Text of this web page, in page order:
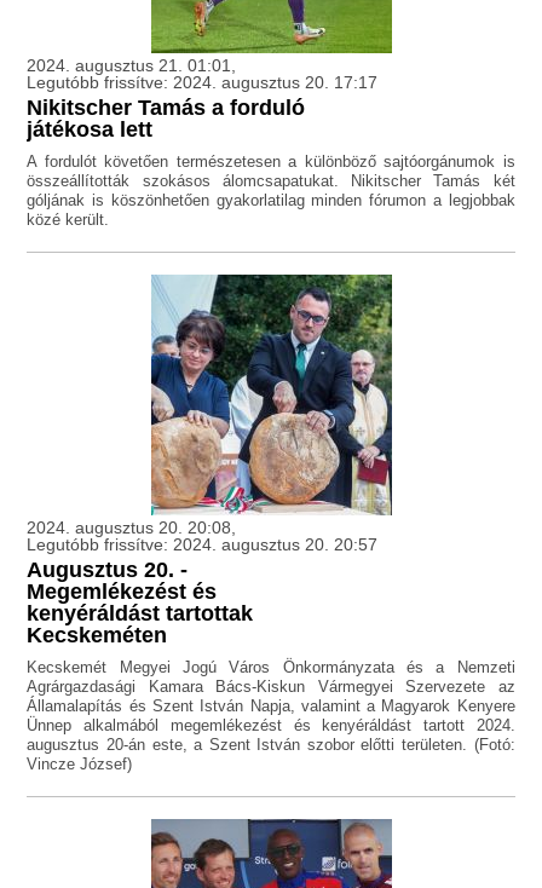
2024. augusztus 21. 01:01,
Legutóbb frissítve: 2024. augusztus 20. 17:17
Nikitscher Tamás a forduló
játékosa lett
A fordulót követően természetesen a különböző sajtóorgánumok is
összeállították szokásos álomcsapatukat. Nikitscher Tamás két
góljának is köszönhetően gyakorlatilag minden fórumon a legjobbak
közé került.
2024. augusztus 20. 20:08,
Legutóbb frissítve: 2024. augusztus 20. 20:57
Augusztus 20. -
Megemlékezést és
kenyéráldást tartottak
Kecskeméten
Kecskemét Megyei Jogú Város Önkormányzata és a Nemzeti
Agrárgazdasági Kamara Bács-Kiskun Vármegyei Szervezete az
Államalapítás és Szent István Napja, valamint a Magyarok Kenyere
Ünnep alkalmából megemlékezést és kenyéráldást tartott 2024.
augusztus 20-án este, a Szent István szobor előtti területen. (Fotó:
Vincze József)